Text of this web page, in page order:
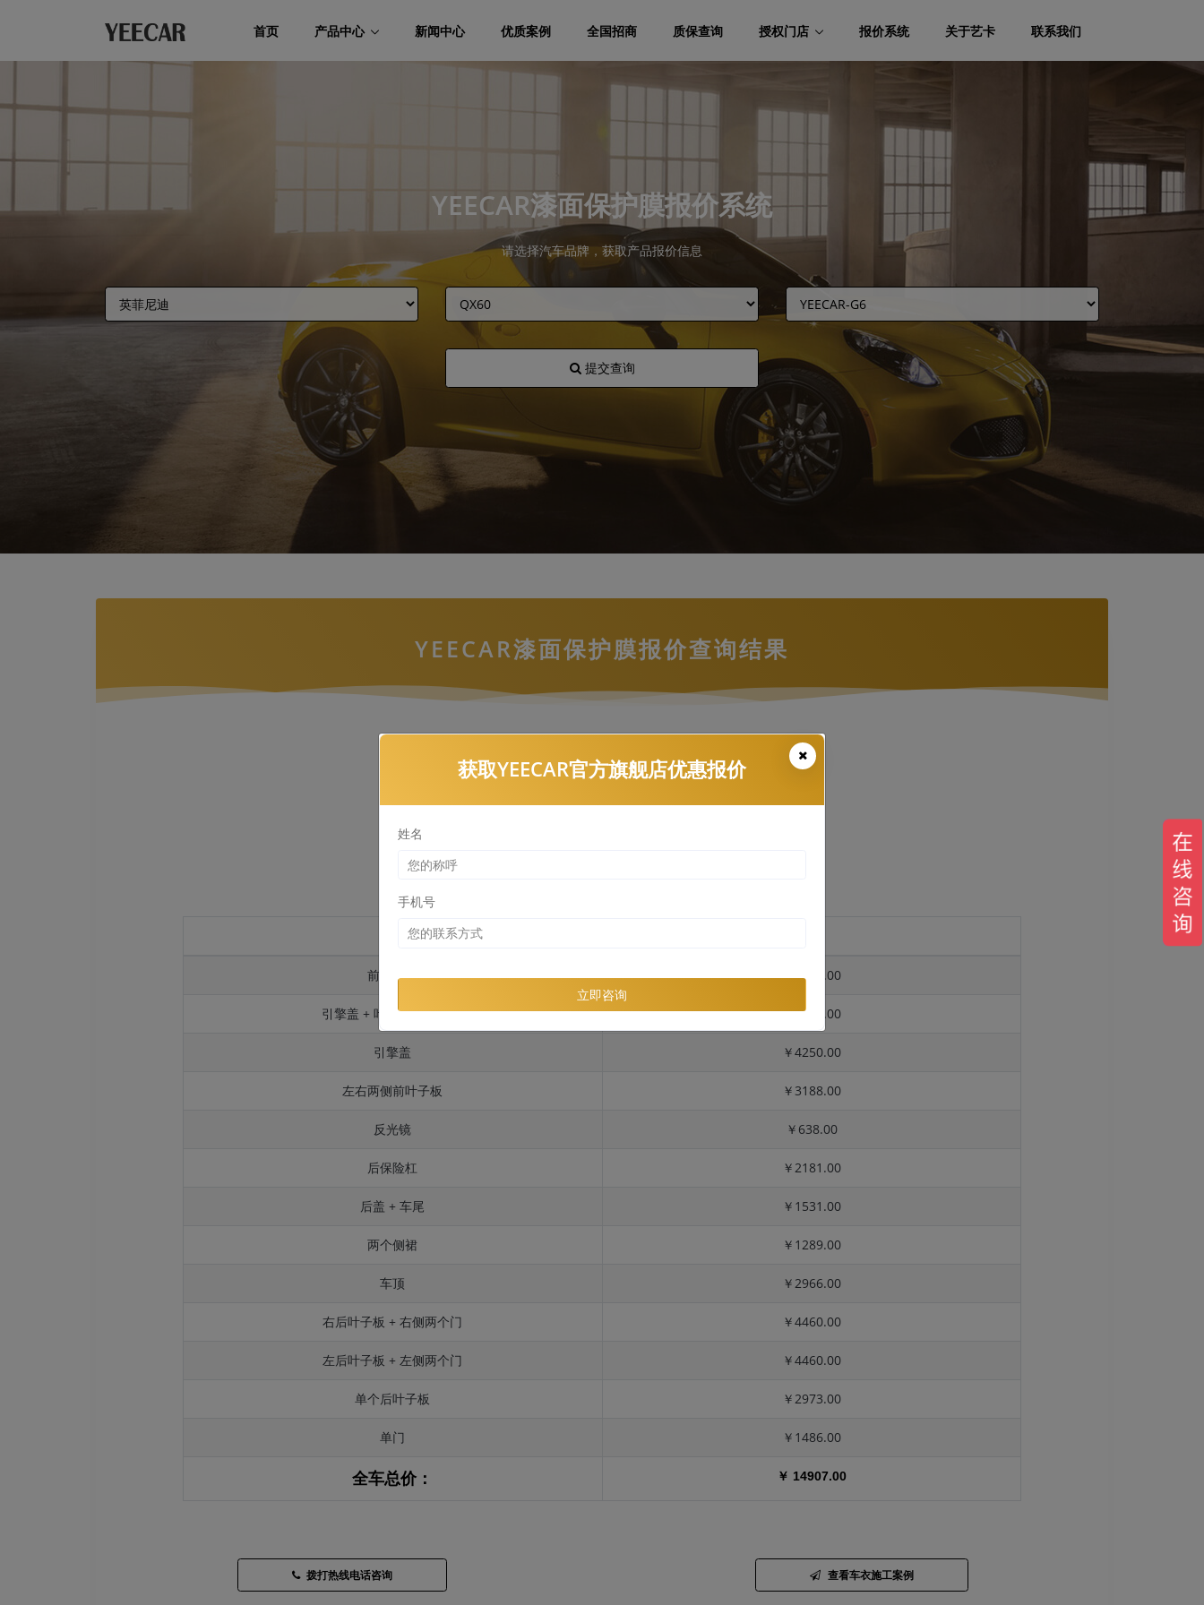
首页 产品中心 新闻中心 优质案例 全国招商 质保查询 授权门店 报价系统 关于艺卡 联系我们
YEECAR漆面保护膜报价系统
请选择汽车品牌，获取产品报价信息
提交查询
YEECAR漆面保护膜报价查询结果
英菲尼迪，QX60，-G6
前保险杠 ￥2918.00
引擎盖 + 叶子板 + 反光镜 ￥6376.00
引擎盖 ￥4250.00
左右两侧前叶子板 ￥3188.00
反光镜 ￥638.00
后保险杠 ￥2181.00
后盖 + 车尾 ￥1531.00
两个侧裙 ￥1289.00
车顶 ￥2966.00
右后叶子板 + 右侧两个门 ￥4460.00
左后叶子板 + 左侧两个门 ￥4460.00
单个后叶子板 ￥2973.00
单门 ￥1486.00
全车总价： ￥ 14907.00
拨打热线电话咨询 查看车衣施工案例
获取YEECAR官方旗舰店优惠报价
姓名
手机号
立即咨询